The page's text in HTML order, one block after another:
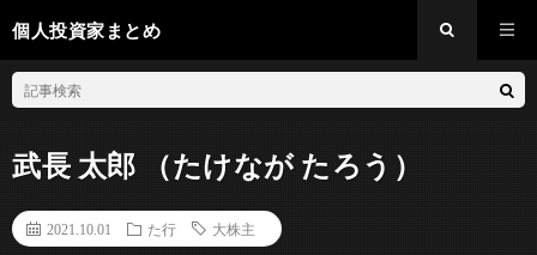
個人投資家まとめ
武長 太郎 （たけなが たろう）
2021.10.01 た行 大株主